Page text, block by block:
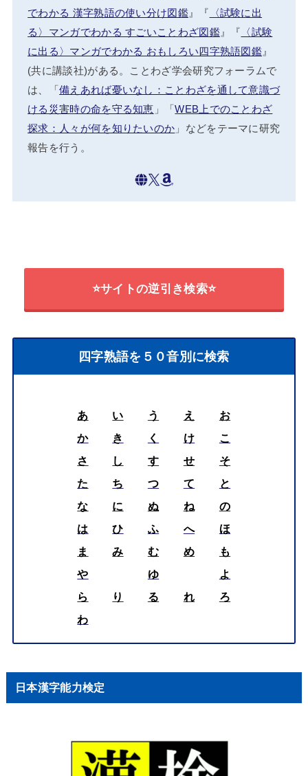
でわかる 漢字熟語の使い分け図鑑』『 〈試験に出
る〉マンガでわかる すごいことわざ図鑑』『 〈試験
に出る〉マンガでわかる おもしろい四字熟語図鑑 』
(共に講談社)がある。ことわざ学会研究フォーラムで
は、「備えあれば憂いなし：ことわざを通して意識づ
ける災害時の命を守る知恵 」「WEB上でのことわざ
探求：人々が何を知りたいのか 」などをテーマに研究
報告を行う。
⭐サイトの逆引き検索⭐
四字熟語を５０音別に検索
あ い う え
お
か
き く け
こ
さ
し す せ
そ
た
ち つ て
と
な
に ぬ ね
の
は
ひ ふ へ
ほ
ま
み む め
も
や
ゆ
よ
ら
り る れ
ろ
わ
日本漢字能力検定